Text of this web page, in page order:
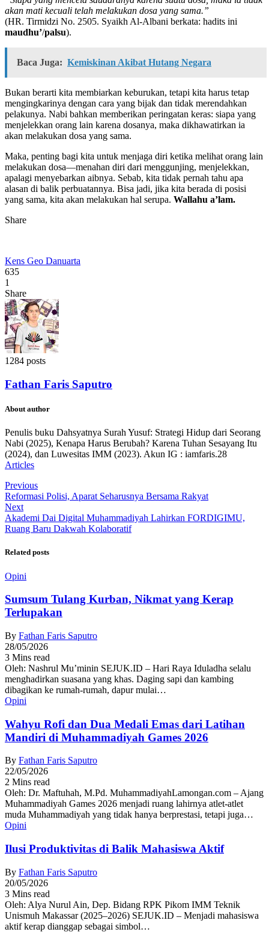
akan mati kecuali telah melakukan dosa yang sama.”
(HR. Tirmidzi No. 2505. Syaikh Al-Albani berkata: hadits ini
maudhu’/palsu).
Baca Juga: Kemiskinan Akibat Hutang Negara
Bukan berarti kita membiarkan keburukan, tetapi kita harus tetap
mengingkarinya dengan cara yang bijak dan tidak merendahkan
pelakunya. Nabi bahkan memberikan peringatan keras: siapa yang
menjelekkan orang lain karena dosanya, maka dikhawatirkan ia
akan melakukan dosa yang sama.
Maka, penting bagi kita untuk menjaga diri ketika melihat orang lain
melakukan dosa—menahan diri dari menggunjing, menjelekkan,
apalagi menyebarkan aibnya. Sebab, kita tidak pernah tahu apa
alasan di balik perbuatannya. Bisa jadi, jika kita berada di posisi
yang sama, kita akan melakukan hal serupa. Wallahu a’lam.
Share
Kens Geo Danuarta
635
1
Share
1284 posts
Fathan Faris Saputro
About author
Penulis buku Dahsyatnya Surah Yusuf: Strategi Hidup dari Seorang
Nabi (2025), Kenapa Harus Berubah? Karena Tuhan Sesayang Itu
(2024), dan Luwesitas IMM (2023). Akun IG : iamfaris.28
Articles
Previous
Reformasi Polisi, Aparat Seharusnya Bersama Rakyat
Next
Akademi Dai Digital Muhammadiyah Lahirkan FORDIGIMU,
Ruang Baru Dakwah Kolaboratif
Related posts
Opini
Sumsum Tulang Kurban, Nikmat yang Kerap
Terlupakan
By Fathan Faris Saputro
28/05/2026
3 Mins read
Oleh: Nashrul Mu’minin SEJUK.ID – Hari Raya Iduladha selalu
menghadirkan suasana yang khas. Daging sapi dan kambing
dibagikan ke rumah-rumah, dapur mulai…
Opini
Wahyu Rofi dan Dua Medali Emas dari Latihan
Mandiri di Muhammadiyah Games 2026
By Fathan Faris Saputro
22/05/2026
2 Mins read
Oleh: Dr. Maftuhah, M.Pd. MuhammadiyahLamongan.com – Ajang
Muhammadiyah Games 2026 menjadi ruang lahirnya atlet-atlet
muda Muhammadiyah yang tidak hanya berprestasi, tetapi juga…
Opini
Ilusi Produktivitas di Balik Mahasiswa Aktif
By Fathan Faris Saputro
20/05/2026
3 Mins read
Oleh: Alya Nurul Ain, Dep. Bidang RPK Pikom IMM Teknik
Unismuh Makassar (2025–2026) SEJUK.ID – Menjadi mahasiswa
aktif kerap dianggap sebagai simbol…